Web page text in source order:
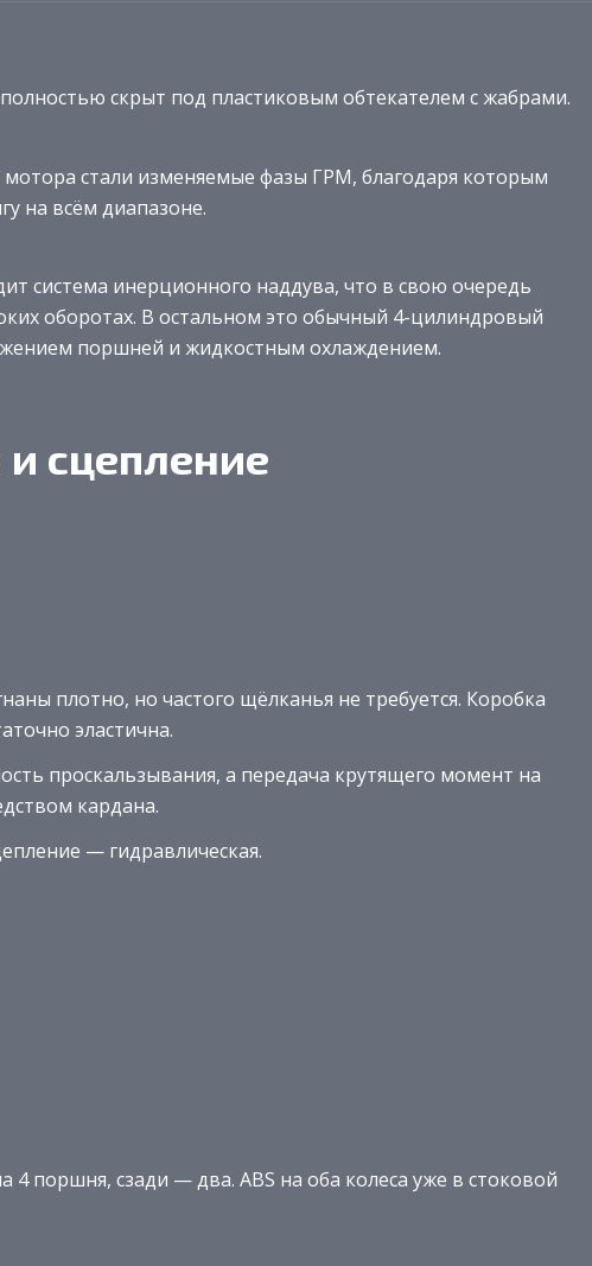
скрыт под пластиковым обтекателем с жабрами.
стали изменяемые фазы ГРМ, благодаря которым
на всём диапазоне.
система инерционного наддува, что в свою очередь
оборотах. В остальном это обычный 4-цилиндровый
поршней и жидкостным охлаждением.
сцепление
плотно, но частого щёлканья не требуется. Коробка
эластична.
проскальзывания, а передача крутящего момент на
кардана.
— гидравлическая.
4 поршня, сзади — два. ABS на оба колеса уже в стоковой